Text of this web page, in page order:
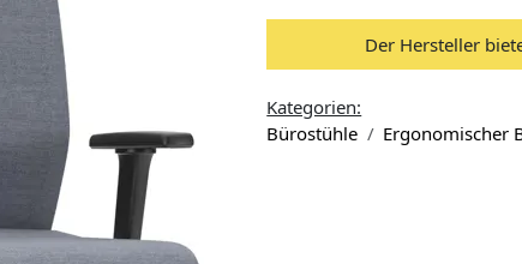
Der Hersteller
Kategorien:
Bürostühle
Ergonomischer